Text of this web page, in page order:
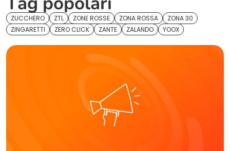
ZUCCHERO ZTL ZONE ROSSE ZONA ROSSA
ZONA 30
ZINGARETTI
ZERO CLICK ZANTE ZALANDO YOOX